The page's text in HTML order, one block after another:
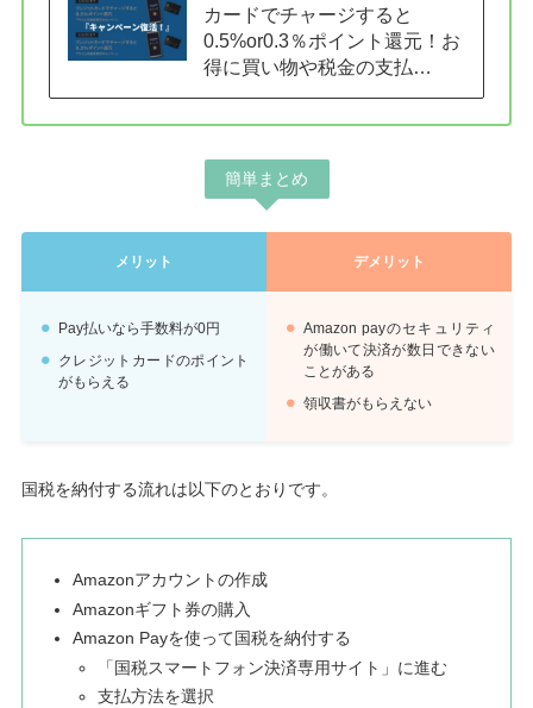
カードでチャージすると
0.5%or0.3％ポイント還元！お
得に買い物や税金の支払…
簡単まとめ
メリット デメリット
Pay払いなら手数料が0円
クレジットカードのポイント
がもらえる
Amazon payのセキュリティ
が働いて決済が数日できない
ことがある
領収書がもらえない
国税を納付する流れは以下のとおりです。
Amazonアカウントの作成
Amazonギフト券の購入
Amazon Payを使って国税を納付する
「国税スマートフォン決済専用サイト」に進む
支払方法を選択